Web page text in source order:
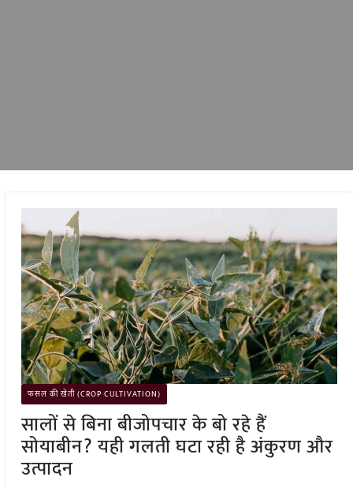
फसल की खेती (CROP CULTIVATION)
सालों से बिना बीजोपचार के बो रहे हैं
सोयाबीन? यही गलती घटा रही है अंकुरण और
उत्पादन